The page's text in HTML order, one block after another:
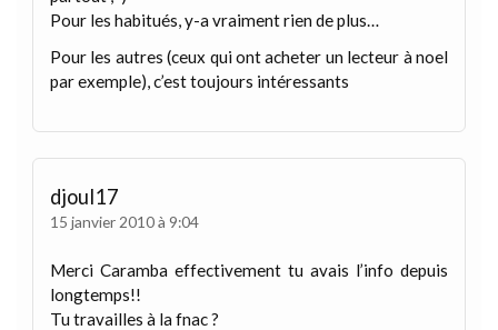
Pour les habitués, y-a vraiment rien de plus…
Pour les autres (ceux qui ont acheter un lecteur à noel
par exemple), c’est toujours intéressants
djoul17
15 janvier 2010 à 9:04
Merci Caramba effectivement tu avais l’info depuis
longtemps!!
Tu travailles à la fnac ?